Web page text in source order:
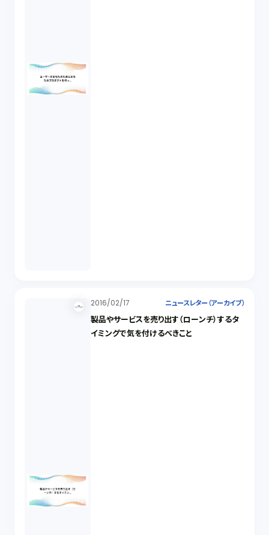
2016/02/17 ニュースレター（アーカイブ）
製品やサービスを売り出す（ローンチ）するタ
イミングで気を付けるべきこと